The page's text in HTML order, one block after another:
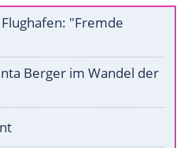
"Fremde
Berger im Wandel der